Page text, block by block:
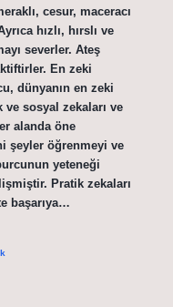
cesur, maceracı
hızlı, hırslı ve
severler. Ateş
En zeki
dünyanın en zeki
ve sosyal zekaları ve
alanda öne
şeyler öğrenmeyi ve
yeteneği
Pratik zekaları
başarıya…